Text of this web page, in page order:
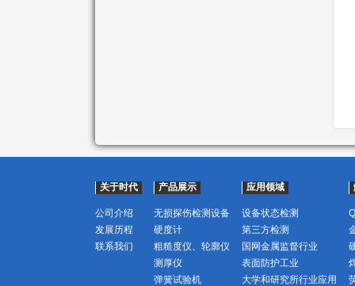
关于时代
公司介绍
发展历程
联系我们
产品展示
无损探伤检测设备
硬度计
粗糙度仪、轮廓仪
测厚仪
弹簧试验机
应用领域
设备状态检测
第三方检测
国网金属监督行业
表面防护工业
大学和研究所行业应用